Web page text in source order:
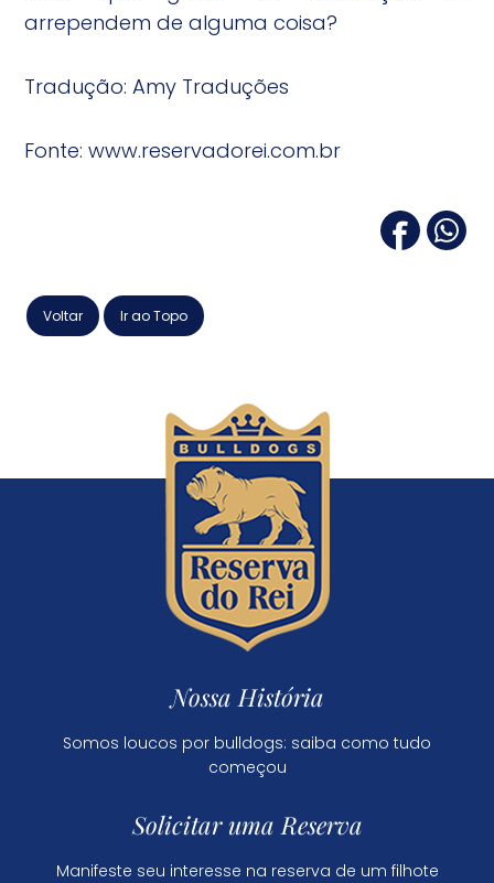
arrependem de alguma coisa?
Tradução: Amy Traduções
Fonte: www.reservadorei.com.br
Voltar Ir ao Topo
Nossa História
Somos loucos por bulldogs: saiba como tudo
começou
Solicitar uma Reserva
Manifeste seu interesse na reserva de um filhote